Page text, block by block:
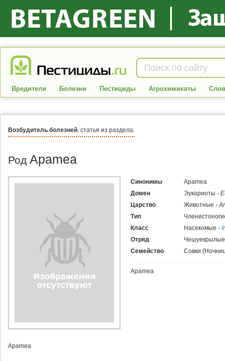
Вредители Болезни Пестициды Агрохимикаты
Возбудитель болезней, статья из раздела:
Род Apamea
Синонимы
Apamea
Домен
Эукариоты -
Царство
Животные -
Тип
Класс
Насекомые -
Отряд
Семейство
Совки
Apamea
Apamea